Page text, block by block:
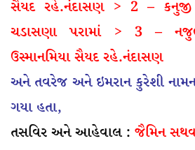
સૈયદ રહે.નંદાસણ > 2 – કનુજી
ચડાસણા પરામાં > 3 –
ઉસ્માનમિયા સૈયદ રહે.નંદાસણ
અને તવરેજ અને ઇમરાન કુરેશી
ગયા હતા,
તસવિર અને આહેવાલ : જૈમિન